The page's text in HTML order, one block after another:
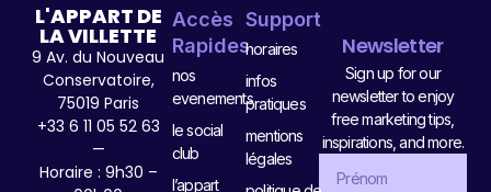
L'APPART DE
LA VILLETTE
9 Av. du Nouveau
Conservatoire,
75019 Paris
+33 6 11 05 52 63
—
Horaire : 9h30 –
Accès
Rapides
nos
evenements
le social
club
l’appart
Support
horaires
infos
pratiques
mentions
légales
Newsletter
Sign up for our
newsletter to enjoy
free marketing tips,
inspirations, and more.